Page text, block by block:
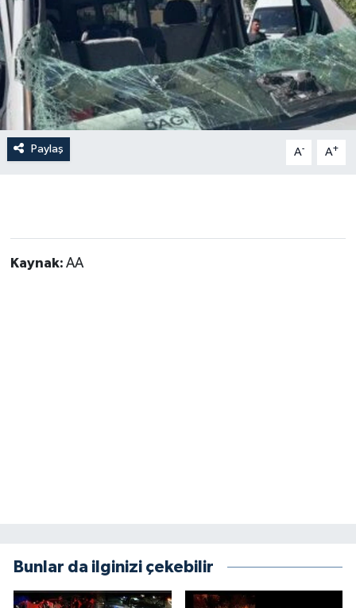
Paylaş A- A+
Kaynak: AA
Bunlar da ilginizi çekebilir
İlan
Kültür Sanat
Magazin
Otomobil